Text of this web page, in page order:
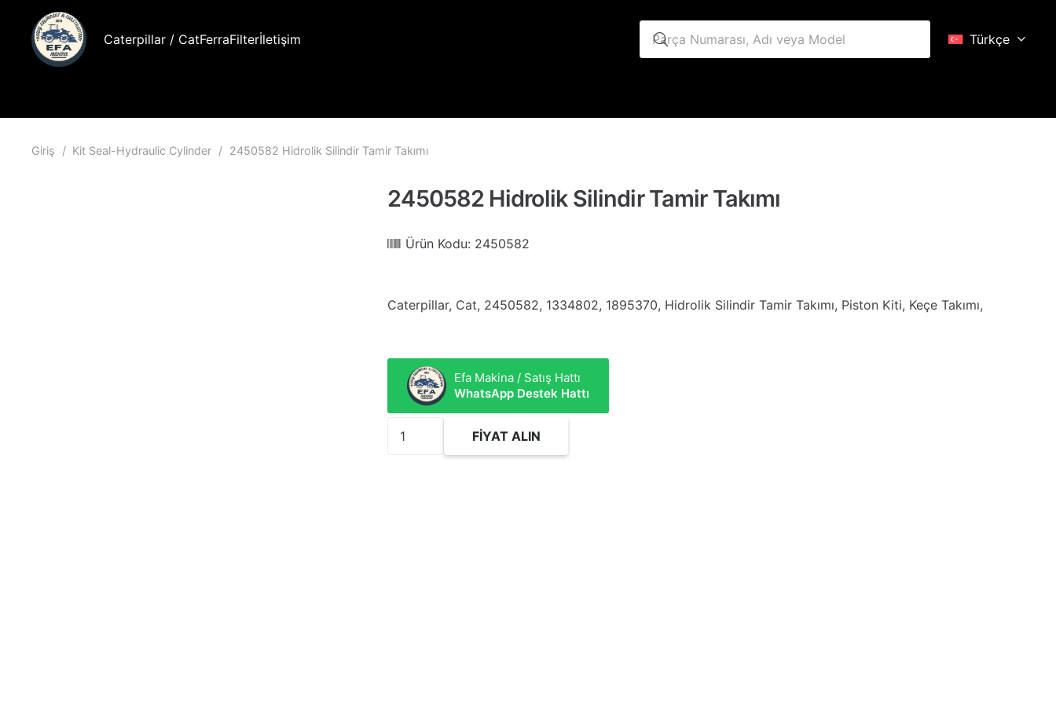
Caterpillar / CatFerraFilterİletişim Türkçe
Giriş / Kit Seal-Hydraulic Cylinder / 2450582 Hidrolik Silindir Tamir Takımı
2450582 Hidrolik Silindir Tamir Takımı
Ürün Kodu: 2450582
Caterpillar, Cat, 2450582, 1334802, 1895370, Hidrolik Silindir Tamir Takımı, Piston Kiti, Keçe Takımı,
Efa Makina / Satış Hattı
WhatsApp Destek Hattı
2450582
FIYAT ALIN